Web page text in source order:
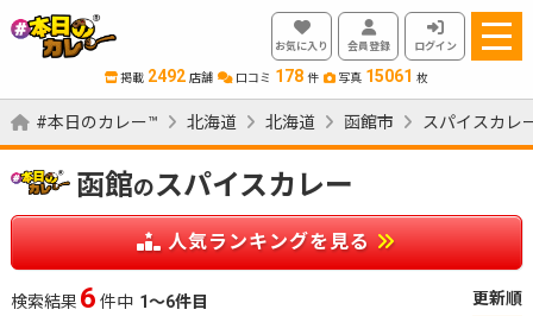
お気に入り 会員登録 ログイン
掲載 2492 店舗 口コミ 178 件 写真 15061 枚
#本日のカレー™ 北海道 北海道 函館市 スパイスカレ
函館のスパイスカレー
人気ランキングを見る
検索結果 6 件中 1～6件目 更新順